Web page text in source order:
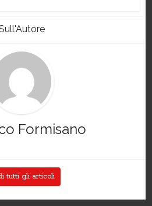
Formisano
tutti gli articoli